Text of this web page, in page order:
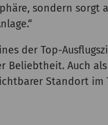
sondern sorgt
der Top-
Beliebtheit. Auch
Standort im